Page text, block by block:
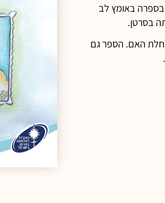
באומץ לב
בסרטן.
מחלת האם. הספר גם